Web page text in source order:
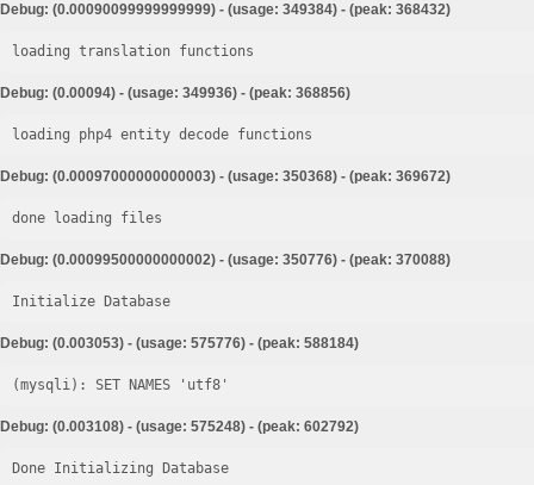
Debug: (0.00090099999999999) - (usage: 349384) - (peak: 368432)
loading translation functions
Debug: (0.00094) - (usage: 349936) - (peak: 368856)
loading php4 entity decode functions
Debug: (0.00097000000000003) - (usage: 350368) - (peak: 369672)
done loading files
Debug: (0.00099500000000002) - (usage: 350776) - (peak: 370088)
Initialize Database
Debug: (0.003053) - (usage: 575776) - (peak: 588184)
Debug: (0.003108) - (usage: 575248) - (peak: 602792)
Done Initializing Database